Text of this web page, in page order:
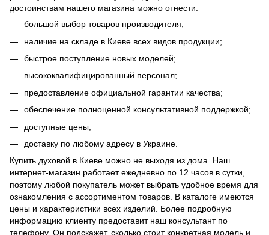
достоинствам нашего магазина можно отнести:
большой выбор товаров производителя;
наличие на складе в Киеве всех видов продукции;
быстрое поступление новых моделей;
высококвалифицированный персонал;
предоставление официальной гарантии качества;
обеспечение полноценной консультативной поддержкой;
доступные цены;
доставку по любому адресу в Украине.
Купить духовой в Киеве можно не выходя из дома. Наш
интернет-магазин работает ежедневно по 12 часов в сутки,
поэтому любой покупатель может выбрать удобное время для
ознакомления с ассортиментом товаров. В каталоге имеются
цены и характеристики всех изделий. Более подробную
информацию клиенту предоставит наш консультант по
телефону. Он подскажет, сколько стоит конкретная модель и